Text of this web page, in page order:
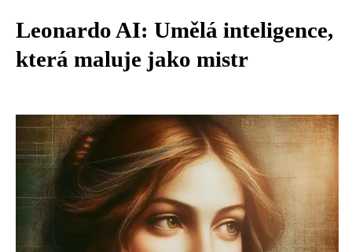
Leonardo AI: Umělá inteligence,
která maluje jako mistr